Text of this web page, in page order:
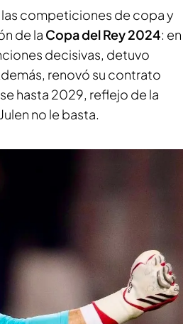
competiciones de copa y
de la Copa del Rey 2024: en
decisivas, detuvo
renovó su contrato
hasta 2029, reflejo de la
no le basta.